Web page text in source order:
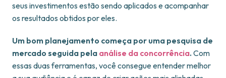
seus investimentos estão sendo aplicados e acompanhar
os resultados obtidos por eles.
Um bom planejamento começa por uma pesquisa de
mercado seguida pela análise da concorrência. Com
essas duas ferramentas, você consegue entender melhor